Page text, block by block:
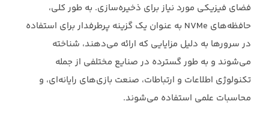
فضای فیزیکی مورد نیاز برای ذخیره‌سازی. به طور کلی،
حافظه‌های ‏NVMe‏ به عنوان ‏یک گزینه پرطرفدار برای استفاده
در سرورها به دلیل مزایایی که ارائه می‌دهند، شناخته
می‌شوند و به ‏طور گسترده در صنایع مختلفی از جمله
تکنولوژی اطلاعات و ارتباطات، صنعت بازی‌های رایانه‌ای، و
‏محاسبات علمی استفاده می‌شوند.‏